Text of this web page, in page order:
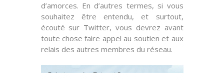
d’amorces. En d’autres termes, si vous
souhaitez être entendu, et surtout,
écouté sur Twitter, vous devrez avant
toute chose faire appel au soutien et aux
relais des autres membres du réseau.